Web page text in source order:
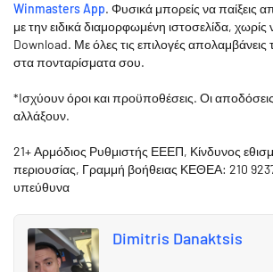
Winmasters App. Φυσικά μπορείς να παίξεις
με την ειδικά διαμορφωμένη ιστοσελίδα, χωρίς
Download. Με όλες τις επιλογές απολαμβάνεις
στα πονταρίσματα σου.
*Iσχύουν όροι και προϋποθέσεις. Οι αποδόσεις
αλλάξουν.
21+ Αρμόδιος Ρυθμιστής ΕΕΕΠ, Κίνδυνος
περιουσίας, Γραμμή βοήθειας ΚΕΘΕΑ: 210
υπεύθυνα
Dimitris Danaktsis